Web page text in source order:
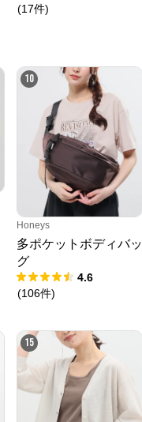
(17件)
10
Honeys
多ポケットボディバッ
グ
4.6
(106件)
15